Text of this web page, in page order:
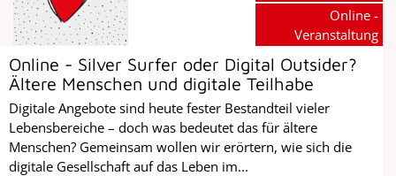
Online - Silver Surfer oder Digital Outsider?
Ältere Menschen und digitale Teilhabe
Digitale Angebote sind heute fester Bestandteil vieler
Lebensbereiche – doch was bedeutet das für ältere
Menschen? Gemeinsam wollen wir erörtern, wie sich die
digitale Gesellschaft auf das Leben im...
Online -
Veranstaltung